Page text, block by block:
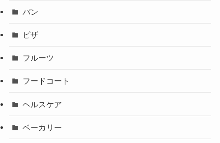
パン
ピザ
フルーツ
フードコート
ヘルスケア
ベーカリー